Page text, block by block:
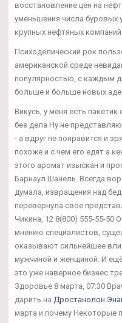
восстановление цен на
уменьшения числа буровых
крупных нефтяных
Психоделический рок
американской среде
популярностью, с каждым
больше и больше новых
Викусь, у меня есть
без дела Ну не
- а вдруг не понравится и
похоже и с чем его едят а
этого аромат изыскан и
Барнаул Шанель. Всегда
думала, извращения над
перевернула свое
Чикина, 12 8(800) 555-55-50
мнению специалистов,
оказывают сильнейшее
мужчиной и женщиной. И
это уже наверное бизнес
Здоровье 8 марта, 07:30
дарить на Дростанолон
марта и почему Некоторые